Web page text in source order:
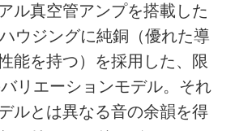
ル真空管アンプを搭載した
ウジングに純銅（優れた導
能を持つ）を採用した、限
リエーションモデル。それ
ルとは異なる音の余韻を得